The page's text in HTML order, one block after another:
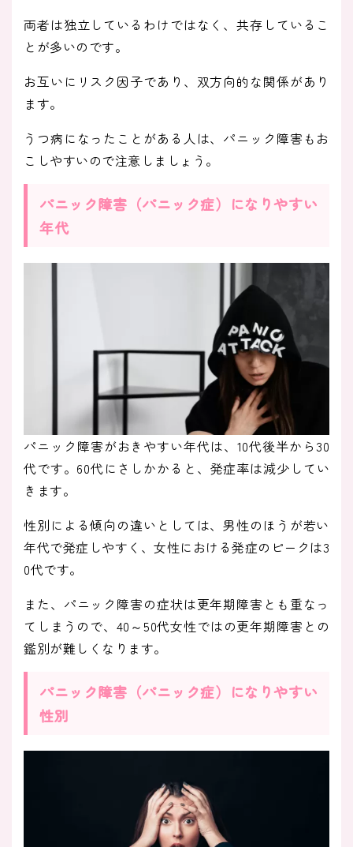
両者は独立しているわけではなく、共存しているこ
とが多いのです。
お互いにリスク因子であり、双方向的な関係があり
ます。
うつ病になったことがある人は、パニック障害もお
こしやすいので注意しましょう。
パニック障害（パニック症）になりやすい
年代
パニック障害がおきやすい年代は、10代後半から30
代です。60代にさしかかると、発症率は減少してい
きます。
性別による傾向の違いとしては、男性のほうが若い
年代で発症しやすく、女性における発症のピークは3
0代です。
また、パニック障害の症状は更年期障害とも重なっ
てしまうので、40～50代女性ではの更年期障害との
鑑別が難しくなります。
パニック障害（パニック症）になりやすい
性別